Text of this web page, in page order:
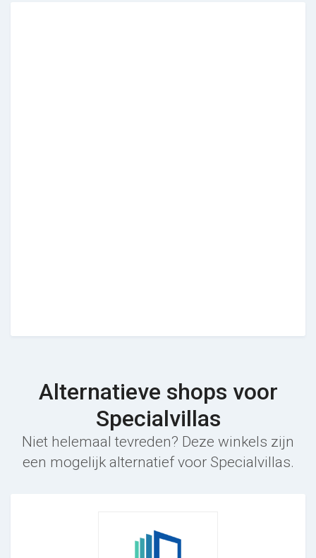
Alternatieve shops voor
Specialvillas
Niet helemaal tevreden? Deze winkels zijn
een mogelijk alternatief voor Specialvillas.